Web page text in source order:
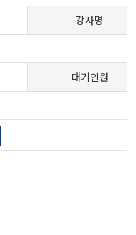
강사명
대기인원